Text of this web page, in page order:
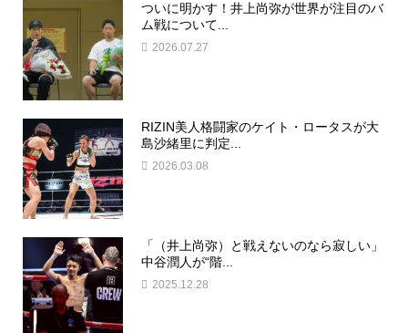
ついに明かす！井上尚弥が世界が注目のバ
ム戦について...
2026.07.27
RIZIN美人格闘家のケイト・ロータスが大
島沙緒里に判定...
2026.03.08
「（井上尚弥）と戦えないのなら寂しい」
中谷潤人が“階...
2025.12.28